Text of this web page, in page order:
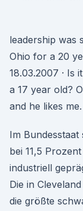
leadership was
Ohio for a 20
18.03.2007 · Is
a 17 year old?
and he likes me.
Im
bei 11,5
industriell
Die in
die größte